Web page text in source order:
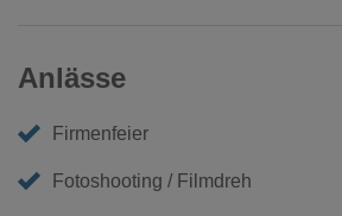
Anlässe
Firmenfeier
Fotoshooting / Filmdreh